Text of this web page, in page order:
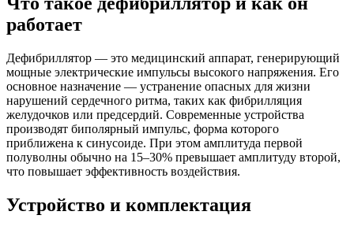
работает
Дефибриллятор — это медицинский аппарат, генерирующий
мощные электрические импульсы высокого напряжения. Его
основное назначение — устранение опасных для жизни
нарушений сердечного ритма, таких как фибрилляция
желудочков или предсердий. Современные устройства
производят биполярный импульс, форма которого
приближена к синусоиде. При этом амплитуда первой
полуволны обычно на 15–30% превышает амплитуду второй,
что повышает эффективность воздействия.
Устройство и комплектация